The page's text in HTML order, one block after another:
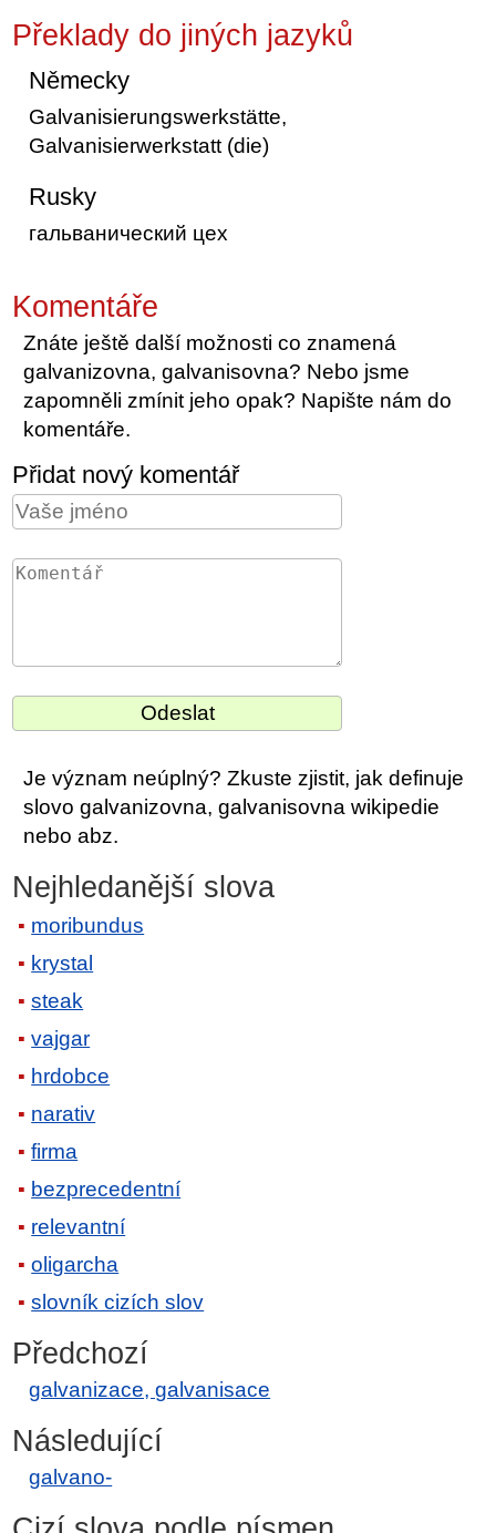
Překlady do jiných jazyků
Německy
Galvanisierungswerkstätte,
Galvanisierwerkstatt (die)
Rusky
гальванический цех
Komentáře
Znáte ještě další možnosti co znamená
galvanizovna, galvanisovna? Nebo jsme
zapomněli zmínit jeho opak? Napište nám do
komentáře.
Přidat nový komentář
Je význam neúplný? Zkuste zjistit, jak definuje
slovo galvanizovna, galvanisovna wikipedie
nebo abz.
Nejhledanější slova
moribundus
krystal
steak
vajgar
hrdobce
narativ
firma
bezprecedentní
relevantní
oligarcha
slovník cizích slov
Předchozí
galvanizace, galvanisace
Následující
galvano-